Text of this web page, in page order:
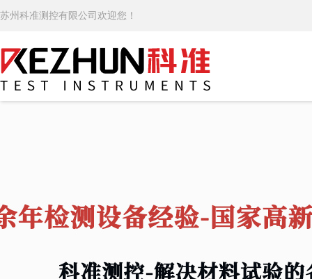
苏州科准测控有限公司欢迎您！